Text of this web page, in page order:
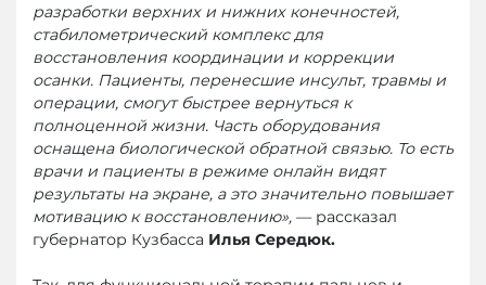
разработки верхних и нижних конечностей,
стабилометрический комплекс для
восстановления координации и коррекции
осанки. Пациенты, перенесшие инсульт, травмы и
операции, смогут быстрее вернуться к
полноценной жизни. Часть оборудования
оснащена биологической обратной связью. То есть
врачи и пациенты в режиме онлайн видят
результаты на экране, а это значительно повышает
мотивацию к восстановлению», — рассказал
губернатор Кузбасса Илья Середюк.